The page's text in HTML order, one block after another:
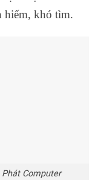
hiếm, khó tìm.
Computer